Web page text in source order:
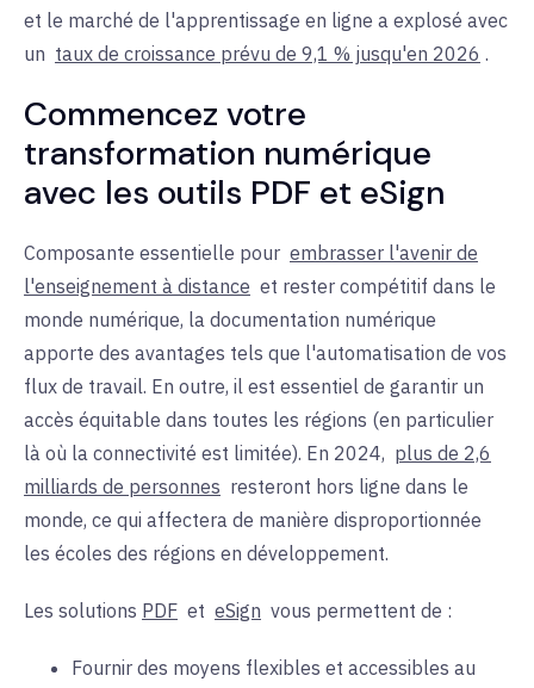
et le marché de l'apprentissage en ligne a explosé avec
un taux de croissance prévu de 9,1 % jusqu'en 2026 .
Commencez votre
transformation numérique
avec les outils PDF et eSign
Composante essentielle pour embrasser l'avenir de
l'enseignement à distance et rester compétitif dans le
monde numérique, la documentation numérique
apporte des avantages tels que l'automatisation de vos
flux de travail. En outre, il est essentiel de garantir un
accès équitable dans toutes les régions (en particulier
là où la connectivité est limitée). En 2024, plus de 2,6
milliards de personnes resteront hors ligne dans le
monde, ce qui affectera de manière disproportionnée
les écoles des régions en développement.
Les solutions PDF et eSign vous permettent de :
Fournir des moyens flexibles et accessibles au